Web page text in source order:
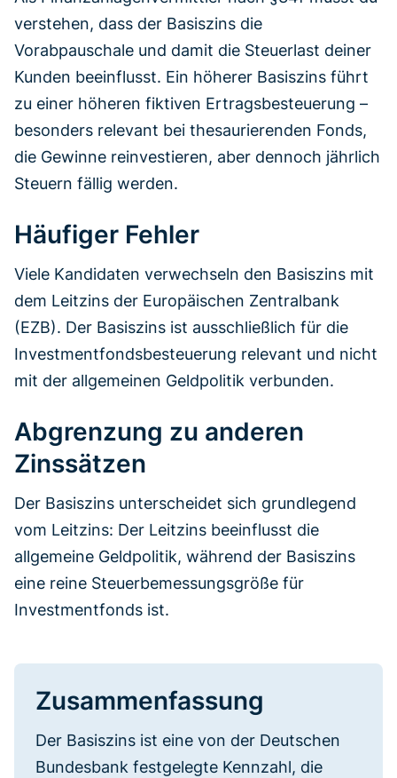
verstehen, dass der Basiszins die
Vorabpauschale und damit die Steuerlast deiner
Kunden beeinflusst. Ein höherer Basiszins führt
zu einer höheren fiktiven Ertragsbesteuerung –
besonders relevant bei thesaurierenden Fonds,
die Gewinne reinvestieren, aber dennoch jährlich
Steuern fällig werden.
Häufiger Fehler
Viele Kandidaten verwechseln den Basiszins mit
dem Leitzins der Europäischen Zentralbank
(EZB). Der Basiszins ist ausschließlich für die
Investmentfondsbesteuerung relevant und nicht
mit der allgemeinen Geldpolitik verbunden.
Abgrenzung zu anderen
Zinssätzen
Der Basiszins unterscheidet sich grundlegend
vom Leitzins: Der Leitzins beeinflusst die
allgemeine Geldpolitik, während der Basiszins
eine reine Steuerbemessungsgröße für
Investmentfonds ist.
Zusammenfassung
Der Basiszins ist eine von der Deutschen
Bundesbank festgelegte Kennzahl, die